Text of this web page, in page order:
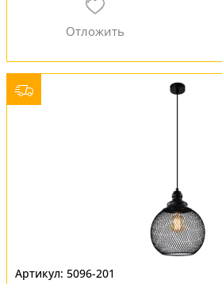
5096-201